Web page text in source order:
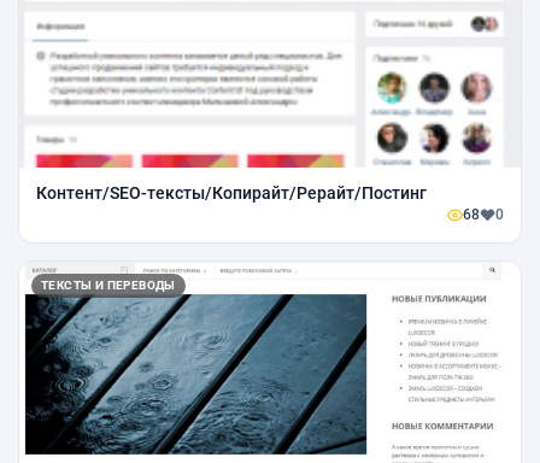
Контент/SEO-тексты/Копирайт/Рерайт/Постинг
68 0
ТЕКСТЫ И ПЕРЕВОДЫ